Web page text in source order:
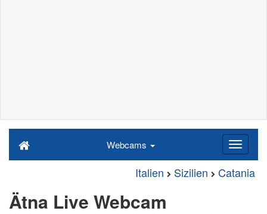
Webcams
Italien Sizilien Catania
Ätna Live Webcam